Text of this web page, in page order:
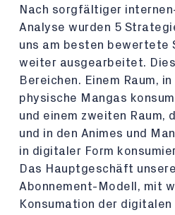
Nach sorgfältiger
Analyse wurden 5
uns am besten bewertete
weiter ausgearbeitet.
Bereichen. Einem Raum,
physische Mangas
und einem zweiten Raum,
und in den Animes und
in digitaler Form
Das Hauptgeschäft
Abonnement-Modell, mit
Konsumation der digitalen